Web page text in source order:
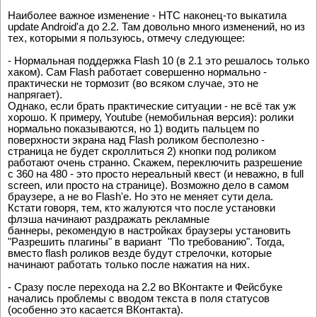
Наиболее важное изменение - HTC наконец-то выкатила
update Android'a до 2.2. Там довольно много изменений, но из
тех, которыми я пользуюсь, отмечу следующее:
- Нормальная поддержка Flash 10 (в 2.1 это решалось только
хаком). Сам Flash работает совершенно нормально -
практически не тормозит (во всяком случае, это не
напрягает).
Однако, если брать практические ситуации - не всё так уж
хорошо. К примеру, Youtube (немобильная версия): ролики
нормально показываются, но 1) водить пальцем по
поверхности экрана над Flash роликом бесполезно -
страница не будет скроллиться 2) кнопки под роликом
работают очень странно. Скажем, переключить разрешение
с 360 на 480 - это просто нереальный квест (и неважно, в full
screen, или просто на странице). Возможно дело в самом
браузере, а не во Flash'e. Но это не меняет сути дела.
Кстати говоря, тем, кто жалуются что после установки
флэша начинают раздражать рекламные
баннеры, рекомендую в настройках браузеры установить
"Разрешить плагины" в вариант "По требованию". Тогда,
вместо flash роликов везде будут стрелочки, которые
начинают работать только после нажатия на них.
- Сразу после перехода на 2.2 во ВКонтакте и Фейсбуке
начались проблемы с вводом текста в поля статусов
(особенно это касается ВКонтакта).